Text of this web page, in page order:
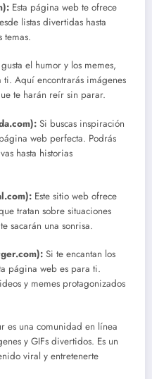
Esta página web te ofrece
listas divertidas hasta
temas.
el humor y los memes,
Aquí encontrarás imágenes
te harán reír sin parar.
Si buscas inspiración
web perfecta. Podrás
hasta historias
Este sitio web ofrece
tratan sobre situaciones
sacarán una sonrisa.
Si te encantan los
página web es para ti.
y memes protagonizados
es una comunidad en línea
y GIFs divertidos. Es un
viral y entretenerte